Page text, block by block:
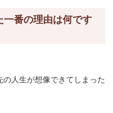
番の理由は何です
の人生が想像できてしまった